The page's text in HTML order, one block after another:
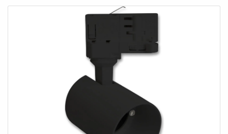
de la connexion. Avantages et caractéristiques
Compatibilité totale avec les pompes Grundfos Alpha2 GO
Adaptation du connecteur Mini Superseal vers une
interface a bride FCI Connexion électrique sure, stable et
durable Fabrication a partir de matériaux de haute qualité
Installation simple et rapide, sans modification de
l’installation Accessoire original Grundfos Domaines
d’application Cet adaptateur est destiné aux applications
d’installation et de maintenance nécessitant le
raccordement des pompes Grundfos Alpha2 GO a des
systemes équipés de connexions FCI. Il constitue une
solution idéale pour les rénovations d’installations